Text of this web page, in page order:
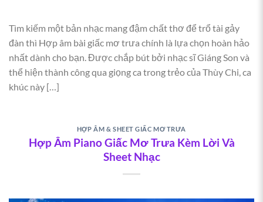
Tìm kiếm một bản nhạc mang đậm chất thơ để trổ tài gảy
đàn thì Hợp âm bài giấc mơ trưa chính là lựa chọn hoàn hảo
nhất dành cho bạn. Được chắp bút bởi nhạc sĩ Giáng Son và
thể hiện thành công qua giọng ca trong trẻo của Thùy Chi, ca
khúc này […]
HỢP ÂM & SHEET GIẤC MƠ TRƯA
Hợp Âm Piano Giấc Mơ Trưa Kèm Lời Và
Sheet Nhạc